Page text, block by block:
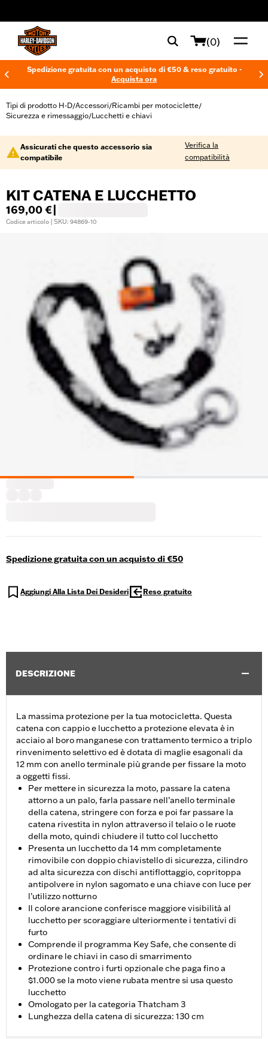
(0)
Spedizione gratuita con un acquisto di €50 & reso gratuito -
Acquista ora
Tipi di prodotto H-D/Accessori/Ricambi per motociclette/
Sicurezza e rimessaggio/Lucchetti e chiavi
Assicurati che questo accessorio sia
compatibile
Verifica la
compatibilità
KIT CATENA E LUCCHETTO
169,00 €
Codice articolo | SKU: 94869-10
Spedizione gratuita con un acquisto di €50
Aggiungi Alla Lista Dei Desideri Reso gratuito
DESCRIZIONE
La massima protezione per la tua motocicletta. Questa
catena con cappio e lucchetto a protezione elevata è in
acciaio al boro manganese con trattamento termico a triplo
rinvenimento selettivo ed è dotata di maglie esagonali da
12 mm con anello terminale più grande per fissare la moto
a oggetti fissi.
Per mettere in sicurezza la moto, passare la catena
attorno a un palo, farla passare nell’anello terminale
della catena, stringere con forza e poi far passare la
catena rivestita in nylon attraverso il telaio o le ruote
della moto, quindi chiudere il tutto col lucchetto
Presenta un lucchetto da 14 mm completamente
rimovibile con doppio chiavistello di sicurezza, cilindro
ad alta sicurezza con dischi antiflottaggio, copritoppa
antipolvere in nylon sagomato e una chiave con luce per
l’utilizzo notturno
Il colore arancione conferisce maggiore visibilità al
lucchetto per scoraggiare ulteriormente i tentativi di
furto
Comprende il programma Key Safe, che consente di
ordinare le chiavi in caso di smarrimento
Protezione contro i furti opzionale che paga fino a
$1.000 se la moto viene rubata mentre si usa questo
lucchetto
Omologato per la categoria Thatcham 3
Lunghezza della catena di sicurezza: 130 cm